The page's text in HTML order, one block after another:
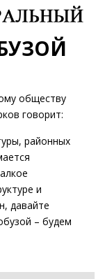
обществу
говорит:
районных
и
давайте
– будем